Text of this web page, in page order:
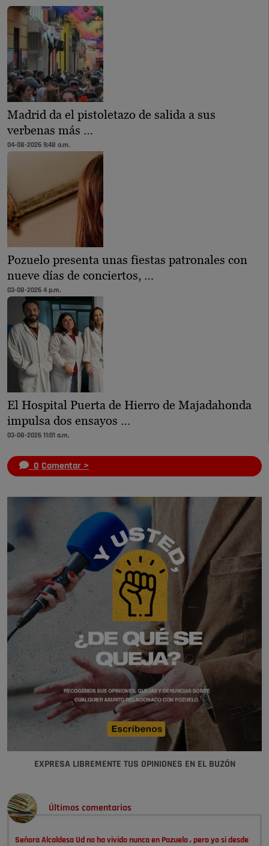
Madrid da el pistoletazo de salida a sus
verbenas más …
04-08-2026 9:48 a.m.
Pozuelo presenta unas fiestas patronales con
nueve días de conciertos, …
03-08-2026 4 p.m.
El Hospital Puerta de Hierro de Majadahonda
impulsa dos ensayos …
03-08-2026 11:01 a.m.
0 Comentar >
EXPRESA LIBREMENTE TUS OPINIONES EN EL BUZÓN
Últimos comentarios
Señora Alcaldesa Ud no ha vivido nunca en Pozuelo , pero yo si desde